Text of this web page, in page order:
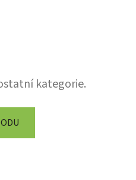
kategorie.